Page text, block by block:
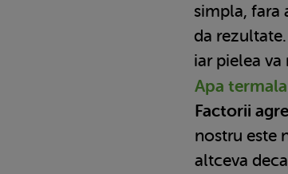
simpla, fara
da
iar pielea
Apa
Factorii
nostru este
altceva